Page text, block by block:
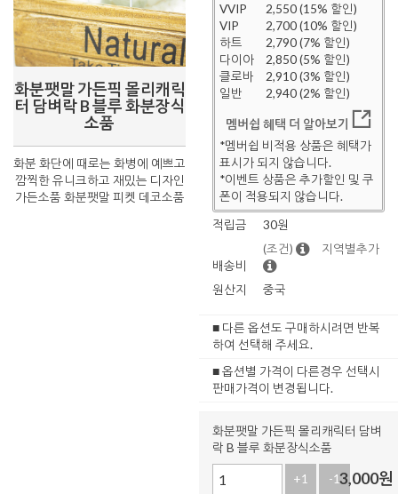
화분팻말 가든픽 몰리캐릭
터 담벼락 B 블루 화분장식
소품
화분 화단에 때로는 화병에 예쁘고
깜찍한 유니크하고 재밌는 디자인
가든소품 화분팻말 피켓 데코소품
VVIP
2,550 (15% 할인)
VIP
2,700 (10% 할인)
하트
2,790 (7% 할인)
다이아
2,850 (5% 할인)
클로바
2,910 (3% 할인)
일반
2,940 (2% 할인)
멤버쉽 혜택 더 알아보기
*멤버쉽 비적용 상품은 혜택가
표시가 되지 않습니다.
*이벤트 상품은 추가할인 및 쿠
폰이 적용되지 않습니다.
적립금
30원
배송비
(조건) 지역별추가
원산지 중국
■ 다른 옵션도 구매하시려면 반복
하여 선택해 주세요.
■ 옵션별 가격이 다른경우 선택시
판매가격이 변경됩니다.
화분팻말 가든픽 몰리캐릭터 담벼
락 B 블루 화분장식소품
+1 -13,000원